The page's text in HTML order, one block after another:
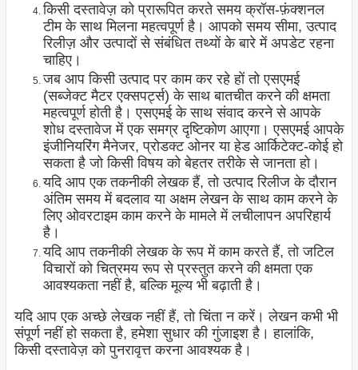
किसी दस्तावेज़ को प्रारूपित करते समय क्रॉस-फ़ंक्शनल
टीम के साथ मिलना महत्वपूर्ण है। आपको समय सीमा, उत्पाद
रिलीज़ और उत्पादों से संबंधित तथ्यों के बारे में अपडेट रहना
चाहिए।
जब आप किसी उत्पाद पर काम कर रहे हों तो एसएमई
(सब्जेक्ट मैटर एक्सपर्ट्स) के साथ बातचीत करने की क्षमता
महत्वपूर्ण होती है। एसएमई के साथ संवाद करने से आपके
शोध दस्तावेज में एक समग्र दृष्टिकोण आएगा। एसएमई आपके
इंजीनियरिंग मैनेजर, प्रोडक्ट ओनर या हेड आर्किटेक्ट-कोई हो
सकता है जो किसी विषय को बेहतर तरीके से जानता हो।
यदि आप एक तकनीकी लेखक हैं, तो उत्पाद रिलीज के दौरान
अंतिम समय में बदलाव या अक्षम लेखन के साथ काम करने के
लिए ओवरटाइम काम करने के मामले में लचीलापन अपरिहार्य
है।
यदि आप तकनीकी लेखक के रूप में काम करते हैं, तो जटिल
विचारों को चित्रमय रूप से प्रस्तुत करने की क्षमता एक
आवश्यकता नहीं है, बल्कि मूल्य भी बढ़ाती है।
यदि आप एक अच्छे लेखक नहीं हैं, तो चिंता न करें। लेखन कभी भी
संपूर्ण नहीं हो सकता है, हमेशा सुधार की गुंजाइश है। हालांकि,
किसी दस्तावेज़ को पुनरावृत्त करना आवश्यक है।